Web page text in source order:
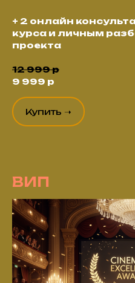
+ 2 онлайн
курса и личным
проекта
12 999 р
9 999 р
Купить ➝
ВИП